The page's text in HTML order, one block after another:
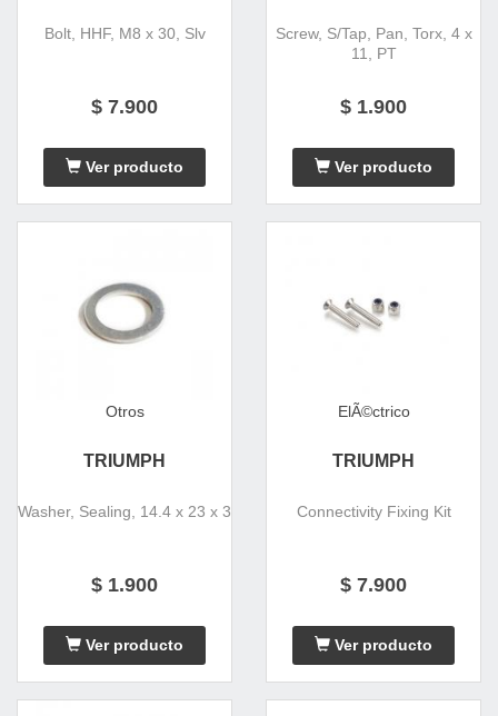
Bolt, HHF, M8 x 30, Slv
$ 7.900
Ver producto
Screw, S/Tap, Pan, Torx, 4 x
11, PT
$ 1.900
Ver producto
Otros
TRIUMPH
Washer, Sealing, 14.4 x 23 x 3
$ 1.900
Ver producto
ElÃ©ctrico
TRIUMPH
Connectivity Fixing Kit
$ 7.900
Ver producto